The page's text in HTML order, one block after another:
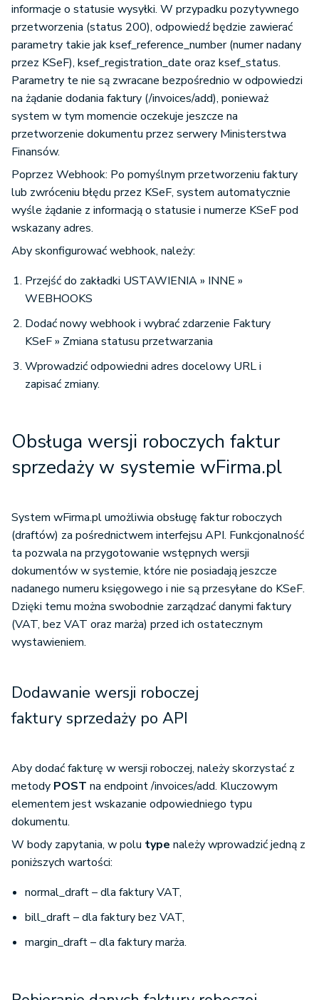
informacje o statusie wysyłki. W przypadku pozytywnego
przetworzenia (status 200), odpowiedź będzie zawierać
parametry takie jak ksef_reference_number (numer nadany
przez KSeF), ksef_registration_date oraz ksef_status.
Parametry te nie są zwracane bezpośrednio w odpowiedzi
na żądanie dodania faktury (/invoices/add), ponieważ
system w tym momencie oczekuje jeszcze na
przetworzenie dokumentu przez serwery Ministerstwa
Finansów.
Poprzez Webhook: Po pomyślnym przetworzeniu faktury
lub zwróceniu błędu przez KSeF, system automatycznie
wyśle żądanie z informacją o statusie i numerze KSeF pod
wskazany adres.
Aby skonfigurować webhook, należy:
Przejść do zakładki USTAWIENIA » INNE »
WEBHOOKS
Dodać nowy webhook i wybrać zdarzenie Faktury
KSeF » Zmiana statusu przetwarzania
Wprowadzić odpowiedni adres docelowy URL i
zapisać zmiany.
Obsługa wersji roboczych faktur
sprzedaży w systemie wFirma.pl
System wFirma.pl umożliwia obsługę faktur roboczych
(draftów) za pośrednictwem interfejsu API. Funkcjonalność
ta pozwala na przygotowanie wstępnych wersji
dokumentów w systemie, które nie posiadają jeszcze
nadanego numeru księgowego i nie są przesyłane do KSeF.
Dzięki temu można swobodnie zarządzać danymi faktury
(VAT, bez VAT oraz marża) przed ich ostatecznym
wystawieniem.
Dodawanie wersji roboczej
faktury sprzedaży po API
Aby dodać fakturę w wersji roboczej, należy skorzystać z
metody POST na endpoint /invoices/add. Kluczowym
elementem jest wskazanie odpowiedniego typu
dokumentu.
W body zapytania, w polu type należy wprowadzić jedną z
poniższych wartości:
normal_draft – dla faktury VAT,
bill_draft – dla faktury bez VAT,
margin_draft – dla faktury marża.